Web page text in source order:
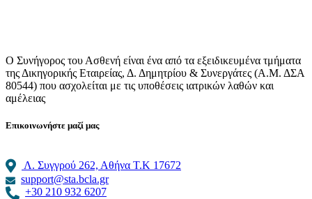
Ο Συνήγορος του Ασθενή είναι ένα από τα εξειδικευμένα τμήματα
της Δικηγορικής Εταιρείας, Δ. Δημητρίου & Συνεργάτες (Α.Μ. ΔΣΑ
80544) που ασχολείται με τις υποθέσεις ιατρικών λαθών και
αμέλειας
Επικοινωνήστε μαζί μας
Λ. Συγγρού 262, Αθήνα Τ.Κ 17672
support@sta.bcla.gr
+30 210 932 6207